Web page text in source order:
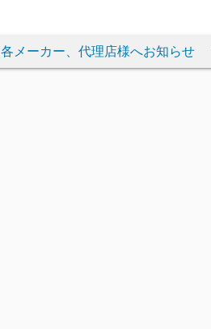
各メーカー、代理店様へお知らせ